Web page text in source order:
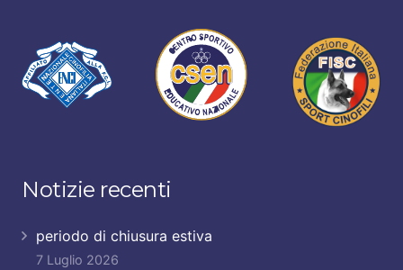
Notizie recenti
periodo di chiusura estiva
7 Luglio 2026